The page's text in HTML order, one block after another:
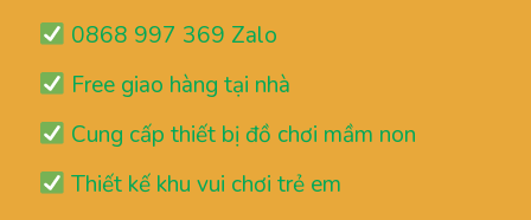
0868 997 369 Zalo
Free giao hàng tại nhà
Cung cấp thiết bị đồ chơi mầm non
Thiết kế khu vui chơi trẻ em